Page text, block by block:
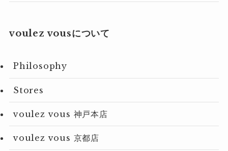
voulez vousについて
Philosophy
Stores
voulez vous 神戸本店
voulez vous 京都店